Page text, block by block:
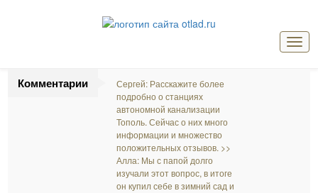
Комментарии
Сергей: Расскажите более
подробно о станциях
автономной канализации
Тополь. Сейчас о них много
информации и множество
положительных отзывов. >>
Алла: Мы с папой долго
изучали этот вопрос, в итоге
он купил себе в зимний сад и